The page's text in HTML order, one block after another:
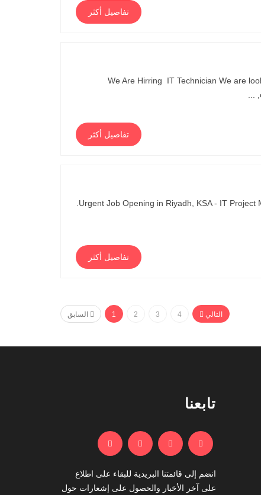
تفاصيل أكثر
We Are Hirring IT Technician We are
تفاصيل أكثر
تفاصيل أكثر
السابق 1 2 3 4 التالي
تابعنا
انضم إلى قائمتنا البريدية للبقاء على اطلاع
على آخر الأخبار والحصول على إشعارات حول